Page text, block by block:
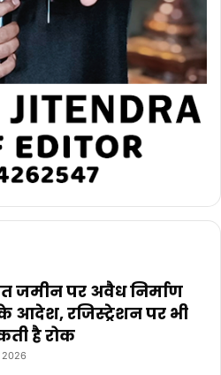
जमीन पर अवैध निर्माण
आदेश, रजिस्ट्रेशन पर भी
है रोक